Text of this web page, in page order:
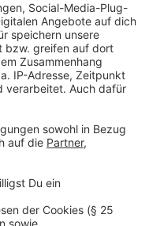
der
können bei
des
ein Ticket gelöst
welcher Parkzone
vor Ablauf der